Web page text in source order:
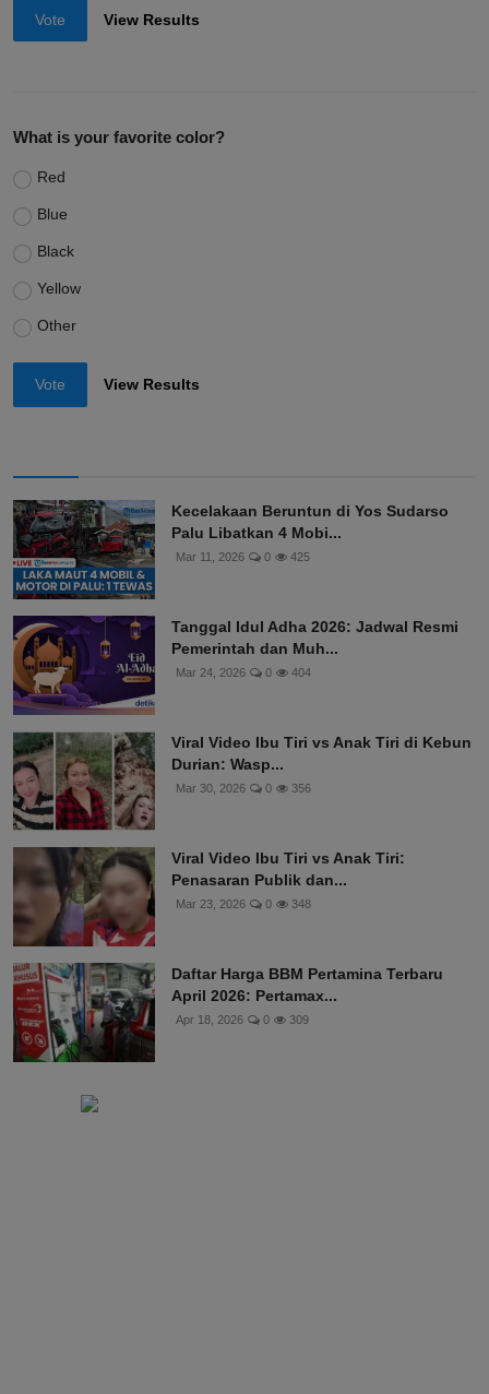
Vote View Results
What is your favorite color?
Red
Blue
Black
Yellow
Other
Vote View Results
Kecelakaan Beruntun di Yos Sudarso
Palu Libatkan 4 Mobi...
Mar 11, 2026 0 425
Tanggal Idul Adha 2026: Jadwal Resmi
Pemerintah dan Muh...
Mar 24, 2026 0 404
Viral Video Ibu Tiri vs Anak Tiri di Kebun
Durian: Wasp...
Mar 30, 2026 0 356
Viral Video Ibu Tiri vs Anak Tiri:
Penasaran Publik dan...
Mar 23, 2026 0 348
Daftar Harga BBM Pertamina Terbaru
April 2026: Pertamax...
Apr 18, 2026 0 309